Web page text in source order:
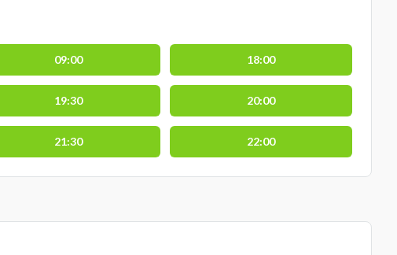
09:00 18:00
19:30 20:00
21:30 22:00